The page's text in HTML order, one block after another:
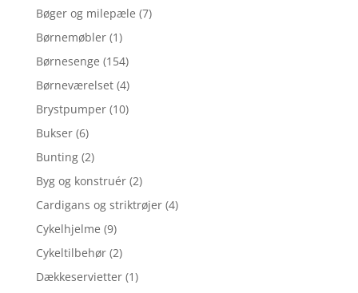
Bøger og milepæle (7)
Børnemøbler (1)
Børnesenge (154)
Børneværelset (4)
Brystpumper (10)
Bukser (6)
Bunting (2)
Byg og konstruér (2)
Cardigans og striktrøjer (4)
Cykelhjelme (9)
Cykeltilbehør (2)
Dækkeservietter (1)